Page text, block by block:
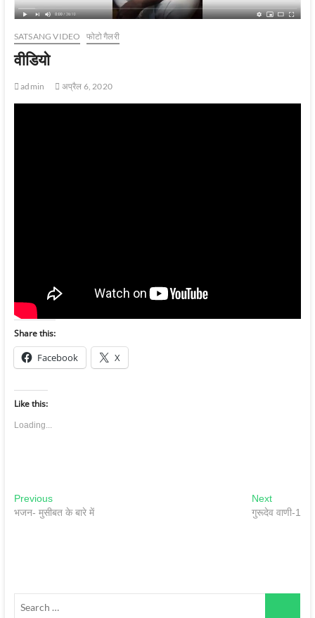
SATSANG VIDEO फोटो गैलरी
वीडियो
admin अप्रैल 6, 2020
Share this:
Facebook X
Like this:
Loading...
पोस्ट
नेविगेशन
PreviousPrevious
post:
भजन- मुसीबत के बारे में
NextNext
post:
गुरूदेव वाणी-1